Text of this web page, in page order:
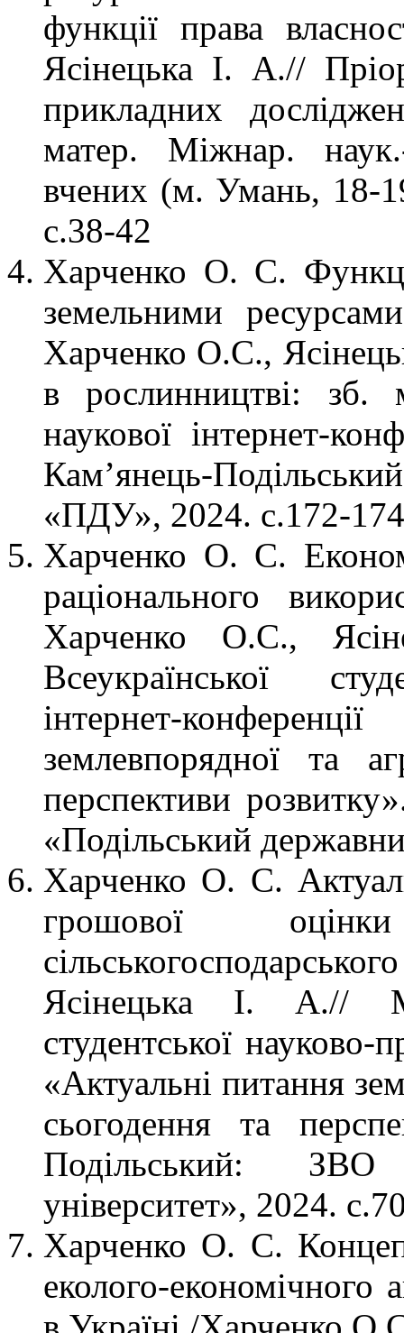
функції права
Ясінецька І. А.//
прикладних
матер. Міжнар.
вчених (м. Умань, 18-
с.38-42
Харченко О. С.
земельними
Харченко О.С.,
в рослинництві: зб.
наукової інтернет-
Кам’янець-
«ПДУ», 2024. с.172-
Харченко О. С.
раціонального
Харченко О.С.,
Всеукраїнської
інтернет-
землевпорядної та
перспективи
«Подільський
Харченко О. С.
грошової
Ясінецька І. А.//
студентської науково-
«Актуальні питання
сьогодення та
Подільський: ЗВО
університет», 2024.
Харченко О. С.
еколого-економічного